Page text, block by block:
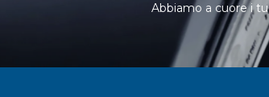
Abbiamo a cuore i